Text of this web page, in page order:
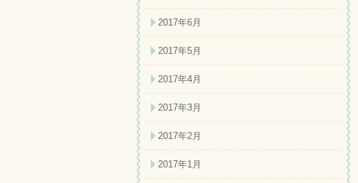
2017年6月
2017年5月
2017年4月
2017年3月
2017年2月
2017年1月